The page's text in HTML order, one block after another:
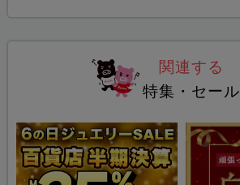
関連する
特集・セール